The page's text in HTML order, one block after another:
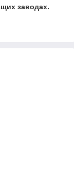
заводах.